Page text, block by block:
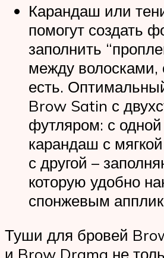
Карандаш или
помогут создать
заполнить
между волосками,
есть.
Brow Satin с
футляром: с
карандаш с
с другой –
которую удобно
спонжевым
Туши для бровей
и Brow Drama не